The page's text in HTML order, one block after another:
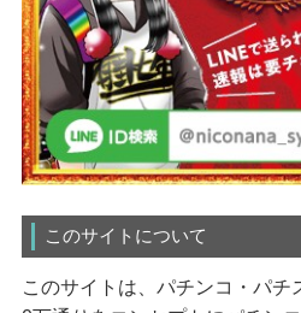
このサイトについて
このサイトは、パチンコ・パチ